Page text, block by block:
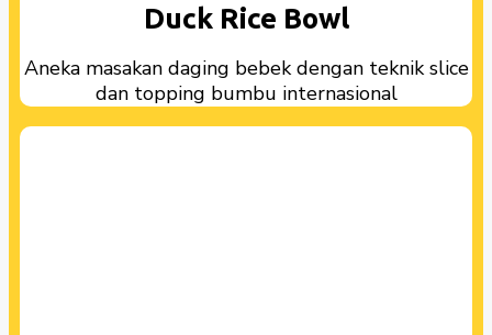
Duck Rice Bowl
Aneka masakan daging bebek dengan teknik slice
dan topping bumbu internasional